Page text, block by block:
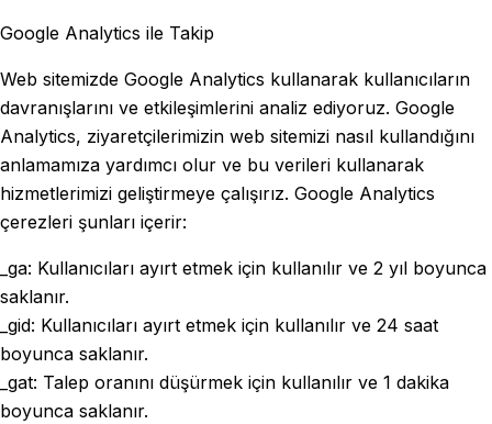
Google Analytics ile Takip
Web sitemizde Google Analytics kullanarak kullanıcıların
davranışlarını ve etkileşimlerini analiz ediyoruz. Google
Analytics, ziyaretçilerimizin web sitemizi nasıl kullandığını
anlamamıza yardımcı olur ve bu verileri kullanarak
hizmetlerimizi geliştirmeye çalışırız. Google Analytics
çerezleri şunları içerir:
_ga: Kullanıcıları ayırt etmek için kullanılır ve 2 yıl boyunca
saklanır.
_gid: Kullanıcıları ayırt etmek için kullanılır ve 24 saat
boyunca saklanır.
_gat: Talep oranını düşürmek için kullanılır ve 1 dakika
boyunca saklanır.